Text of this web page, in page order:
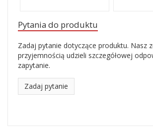
Pytania do produktu
Zadaj pytanie dotyczące produktu. Nasz
przyjemnością udzieli szczegółowej
zapytanie.
Zadaj pytanie